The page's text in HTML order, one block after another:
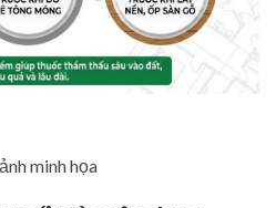
minh họa